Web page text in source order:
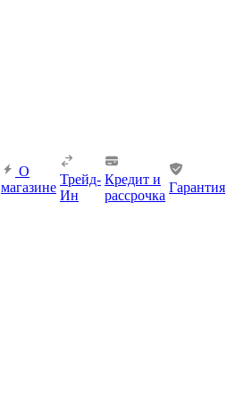
О
магазине
Трейд-
Ин
Кредит и
рассрочка
Гарантия